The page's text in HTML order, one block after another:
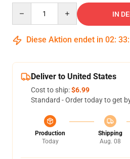
IN
Diese Aktion endet in 02: 33:
Deliver to United States
Cost to ship:$6.99
Standard - Order today to get
Production
Today
Shipping
Aug. 08